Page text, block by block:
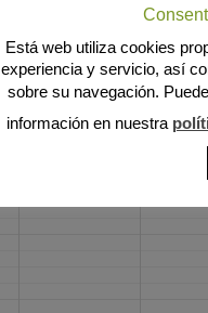
Está web utiliza cookies
experiencia y servicio, así
sobre su navegación.
información en nuestra